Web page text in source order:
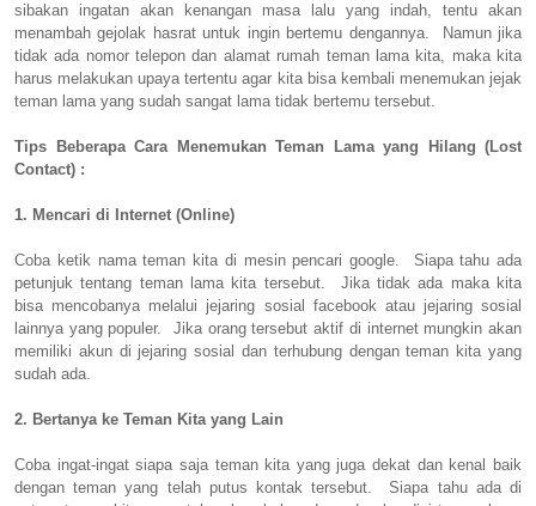
sibakan ingatan akan kenangan masa lalu yang indah, tentu akan
menambah gejolak hasrat untuk ingin bertemu dengannya. Namun jika
tidak ada nomor telepon dan alamat rumah teman lama kita, maka kita
harus melakukan upaya tertentu agar kita bisa kembali menemukan jejak
teman lama yang sudah sangat lama tidak bertemu tersebut.
Tips Beberapa Cara Menemukan Teman Lama yang Hilang (Lost
Contact) :
1. Mencari di Internet (Online)
Coba ketik nama teman kita di mesin pencari google. Siapa tahu ada
petunjuk tentang teman lama kita tersebut. Jika tidak ada maka kita
bisa mencobanya melalui jejaring sosial facebook atau jejaring sosial
lainnya yang populer. Jika orang tersebut aktif di internet mungkin akan
memiliki akun di jejaring sosial dan terhubung dengan teman kita yang
sudah ada.
2. Bertanya ke Teman Kita yang Lain
Coba ingat-ingat siapa saja teman kita yang juga dekat dan kenal baik
dengan teman yang telah putus kontak tersebut. Siapa tahu ada di